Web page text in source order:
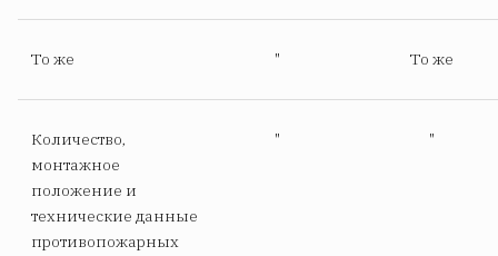
То же " То же
Количество,
монтажное
положение и
технические данные
противопожарных
" "